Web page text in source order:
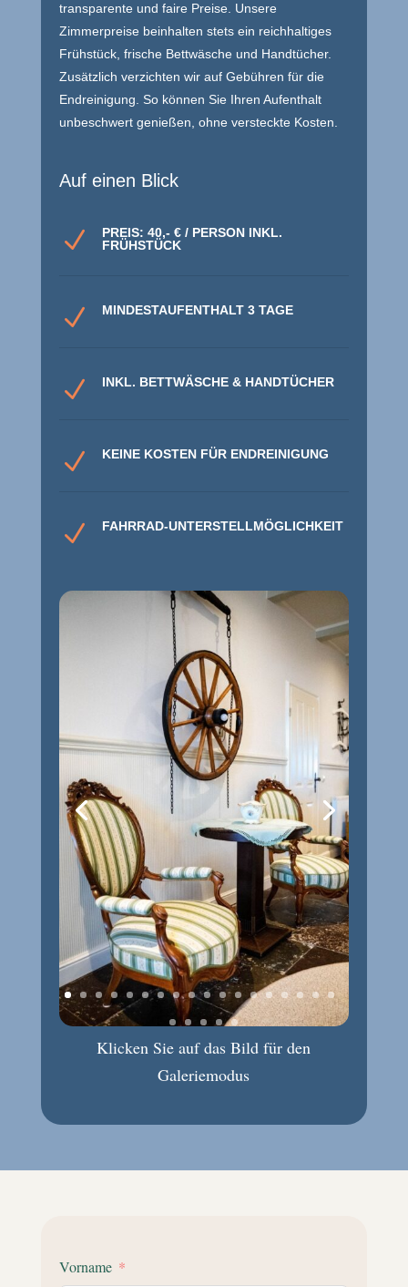
transparente und faire Preise. Unsere
Zimmerpreise beinhalten stets ein reichhaltiges
Frühstück, frische Bettwäsche und Handtücher.
Zusätzlich verzichten wir auf Gebühren für die
Endreinigung. So können Sie Ihren Aufenthalt
unbeschwert genießen, ohne versteckte Kosten.
Auf einen Blick
N
PREIS: 40,- € / PERSON INKL.
FRÜHSTÜCK
N MINDESTAUFENTHALT 3 TAGE
N INKL. BETTWÄSCHE & HANDTÜCHER
N KEINE KOSTEN FÜR ENDREINIGUNG
N FAHRRAD-UNTERSTELLMÖGLICHKEIT
Klicken Sie auf das Bild für den
Galeriemodus
Vorname